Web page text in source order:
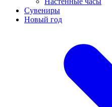
Сувениры
Новый год